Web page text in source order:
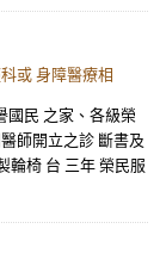
或 身障醫療相
國民 之家、各級榮
師開立之診 斷書及
輪椅 台 三年 榮民服